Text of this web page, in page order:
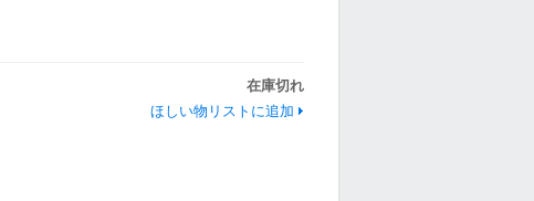
在庫切れ
ほしい物リストに追加